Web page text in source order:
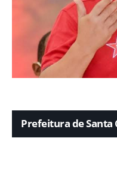
Prefeitura de Santa